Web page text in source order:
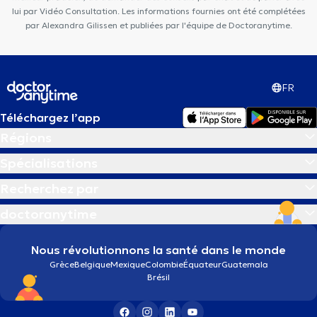
lui par Vidéo Consultation. Les informations fournies ont été complétées
par Alexandra Gilissen et publiées par l'équipe de Doctoranytime.
FR
Téléchargez l’app
Nous révolutionnons la santé dans le monde
GrèceBelgiqueMexiqueColombieÉquateurGuatemala
Brésil